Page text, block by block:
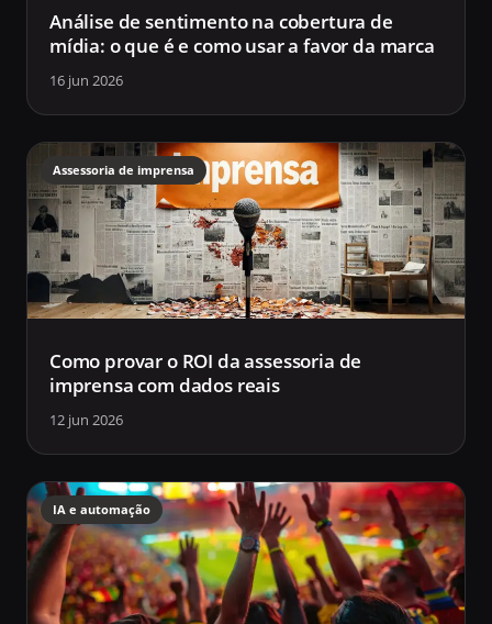
Análise de sentimento na cobertura de
mídia: o que é e como usar a favor da marca
16 jun 2026
Assessoria de imprensa
Como provar o ROI da assessoria de
imprensa com dados reais
12 jun 2026
IA e automação